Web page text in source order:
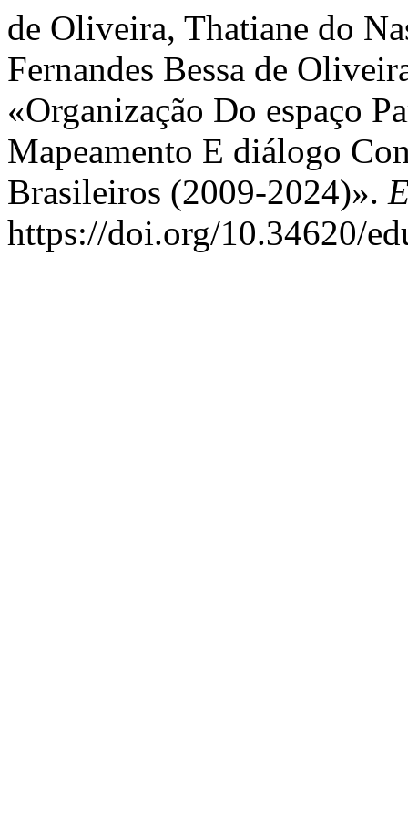
de Oliveira, Thatiane do
Fernandes Bessa de
«Organização Do espaço
Mapeamento E diálogo
Brasileiros (2009-2024)».
https://doi.org/10.34620/